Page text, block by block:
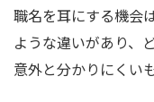
職名を耳にする機会
ような違いがあり、
意外と分かりにくい